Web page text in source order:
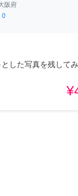
阪府
0
した写真を残して